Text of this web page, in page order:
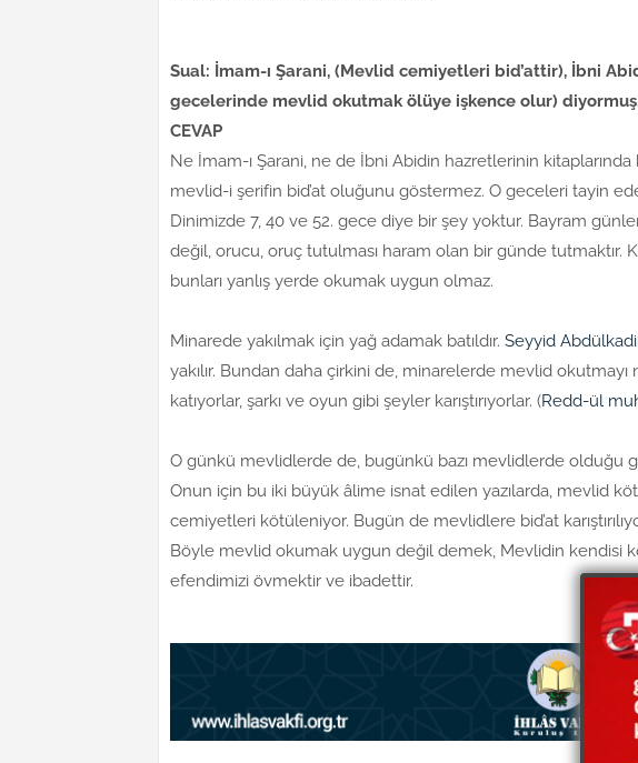
Sual: İmam-ı Şarani, (Mevlid cemiyetleri bid’attir), İbni
gecelerinde mevlid okutmak ölüye işkence olur)
CEVAP
Ne İmam-ı Şarani, ne de İbni Abidin hazretlerinin
mevlid-i şerifin bid’at oluğunu göstermez. O geceleri tayin
Dinimizde 7, 40 ve 52. gece diye bir şey yoktur. Bayram
değil, orucu, oruç tutulması haram olan bir günde tutmaktır.
bunları yanlış yerde okumak uygun olmaz.
Minarede yakılmak için yağ adamak batıldır. Seyyid
yakılır. Bundan daha çirkini de, minarelerde mevlid
katıyorlar, şarkı ve oyun gibi şeyler karıştırıyorlar. (Redd-ül
O günkü mevlidlerde de, bugünkü bazı mevlidlerde olduğu
Onun için bu iki büyük âlime isnat edilen yazılarda, mevlid
cemiyetleri kötüleniyor. Bugün de mevlidlere bid’at
Böyle mevlid okumak uygun değil demek, Mevlidin kendisi
efendimizi övmektir ve ibadettir.